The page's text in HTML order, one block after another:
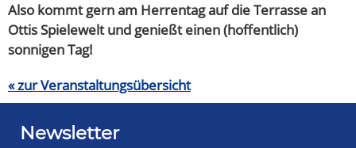
Also kommt gern am Herrentag auf die Terrasse an
Ottis Spielewelt und genießt einen (hoffentlich)
sonnigen Tag!
« zur Veranstaltungsübersicht
Newsletter